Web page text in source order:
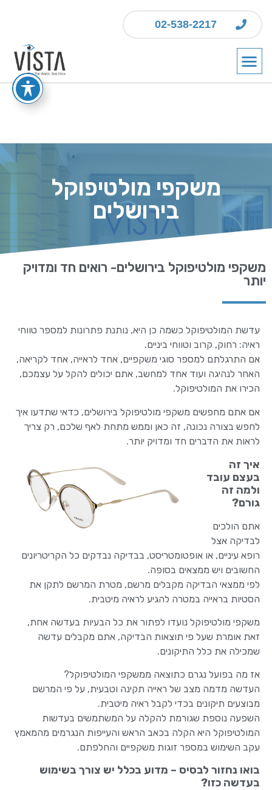
02-538-2217
משקפי מולטיפוקל
בירושלים
משקפי מולטיפוקל בירושלים- רואים חד ומדויק
יותר
עדשת המולטיפוקל כשמה כן היא, נותנת פתרונות למספר טווחי
ראיה: רחוק, קרוב וטווחי ביניים.
אם התרגלתם למספר סוגי משקפיים, אחד לראייה, אחד לקריאה,
האחר לנהיגה ועוד אחד למחשב, אתם יכולים להקל על עצמכם,
הכירו את המולטיפוקל.
אם אתם מחפשים משקפי מולטיפוקל בירושלים, כדאי שתדעו איך
לחפש בצורה נכונה, זה כאן וממש מתחת לאף שלכם, רק צריך
לראות את הדברים חד ומדויק יותר.
איך זה
בעצם עובד
ולמה זה
גורם?
אתם הולכים
לבדיקה אצל
רופא עיניים, או אופטומטריסט, בבדיקה נבדקים כל הקריטריונים
החשובים ויש ממצאים בסופה.
לפי ממצאי הבדיקה מקבלים מרשם, מטרת המרשם לתקן את
הסטיות בראייה במטרה להגיע לראיה מיטבית.
משקפי מולטיפוקל נועדו לפתור את כל הבעיות בעדשה אחת,
זאת אומרת שעל פי תוצאות הבדיקה, אתם מקבלים עדשה
שמכילה את כלל התיקונים.
אז מה בפועל נגרם כתוצאה ממשקפי המולטיפוקל?
העדשה מדמה מצב של ראייה תקינה וטבעית, על פי המרשם
מבוצעים תיקונים בכדי לקבל ראיה מיטבית.
השפעה נוספת שגורמת להקלה על המשתמשים בעדשות
המולטיפוקל היא הקלה בכאב הראש והעייפות הנגרמים מהמאמץ
עקב השימוש במספר זוגות משקפיים והחלפתם.
בואו נחזור לבסיס – מדוע בכלל יש צורך בשימוש
בעדשה כזו?